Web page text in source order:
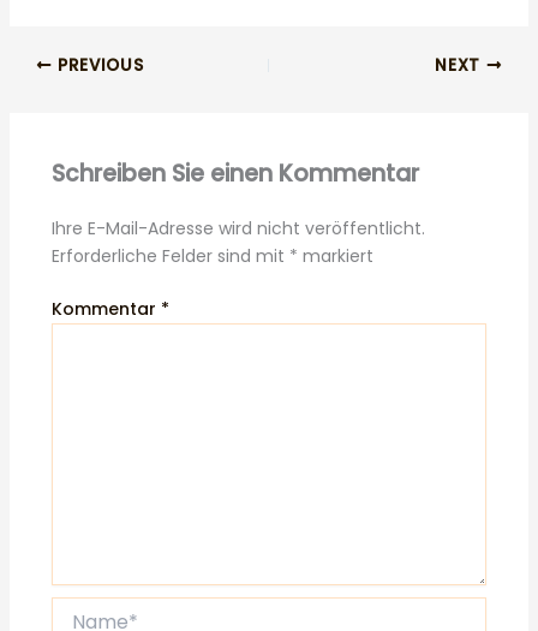
PREVIOUS NEXT
Schreiben Sie einen Kommentar
Ihre E-Mail-Adresse wird nicht veröffentlicht.
Erforderliche Felder sind mit * markiert
Kommentar *